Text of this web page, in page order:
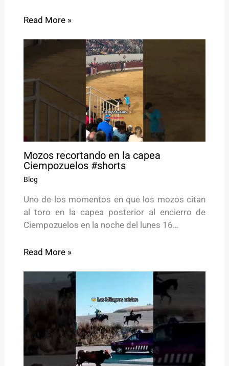
Read More »
Mozos recortando en la capea
Ciempozuelos #shorts
Blog
Uno de los momentos en que los mozos citan
al toro en la capea posterior al encierro de
Ciempozuelos en la noche del lunes 16…
Read More »